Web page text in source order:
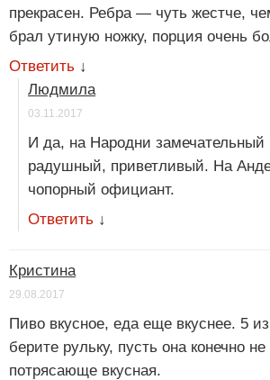
прекрасен. Ребра — чуть жестче,
брал утиную ножку, порция очень
Ответить ↓
Людмила
03.11.2017
И да, на Народни замечательный
радушный, приветливый. На
чопорный официант.
Ответить ↓
Кристина
29.08.2017
Пиво вкусное, еда еще вкуснее. 5
берите рульку, пусть она конечно
потрясающе вкусная.